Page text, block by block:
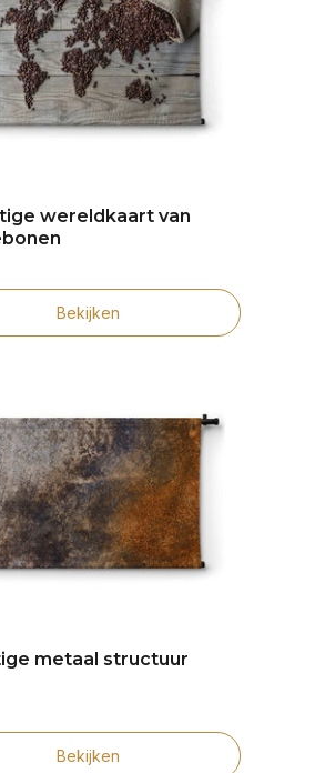
wereldkaart van
Bekijken
metaal structuur
Bekijken